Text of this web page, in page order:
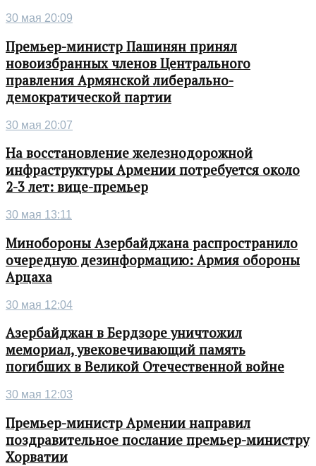
30 мая 20:09
Премьер-министр Пашинян принял
новоизбранных членов Центрального
правления Армянской либерально-
демократической партии
30 мая 20:07
На восстановление железнодорожной
инфраструктуры Армении потребуется около
2-3 лет: вице-премьер
30 мая 13:11
Минобороны Азербайджана распространило
очередную дезинформацию: Армия обороны
Арцаха
30 мая 12:04
Азербайджан в Бердзоре уничтожил
мемориал, увековечивающий память
погибших в Великой Отечественной войне
30 мая 12:03
Премьер-министр Армении направил
поздравительное послание премьер-министру
Хорватии